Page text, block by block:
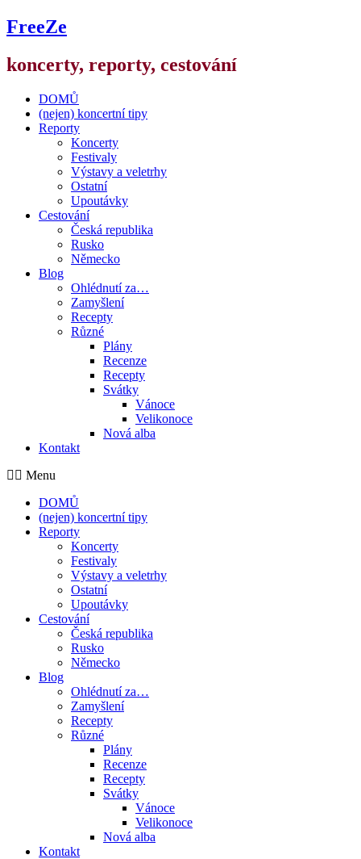
FreeZe
koncerty, reporty, cestování
DOMŮ
(nejen) koncertní tipy
Reporty
Koncerty
Festivaly
Výstavy a veletrhy
Ostatní
Upoutávky
Cestování
Česká republika
Rusko
Německo
Blog
Ohlédnutí za…
Zamyšlení
Recepty
Různé
Plány
Recenze
Recepty
Svátky
Vánoce
Velikonoce
Nová alba
Kontakt
Menu
DOMŮ
(nejen) koncertní tipy
Reporty
Koncerty
Festivaly
Výstavy a veletrhy
Ostatní
Upoutávky
Cestování
Česká republika
Rusko
Německo
Blog
Ohlédnutí za…
Zamyšlení
Recepty
Různé
Plány
Recenze
Recepty
Svátky
Vánoce
Velikonoce
Nová alba
Kontakt